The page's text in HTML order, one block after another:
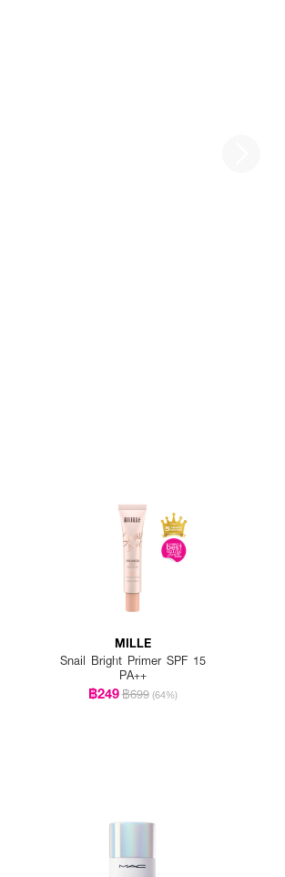
MILLE
Snail Bright Primer SPF 15
PA++
฿249฿699 (64%)